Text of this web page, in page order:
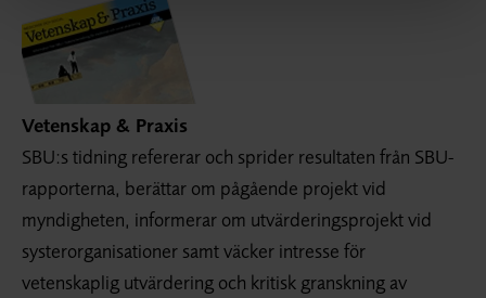
Vetenskap & Praxis
SBU:s tidning refererar och sprider resultaten från SBU-
rapporterna, berättar om pågående projekt vid
myndigheten, informerar om utvärderings­projekt vid
syster­organisationer samt väcker intresse för
vetenskaplig utvärdering och kritisk granskning av